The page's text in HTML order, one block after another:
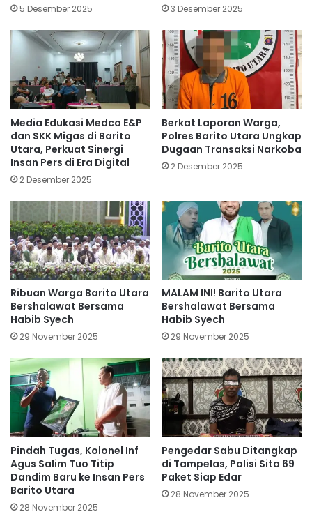
5 Desember 2025 3 Desember 2025
Media Edukasi Medco E&P
dan SKK Migas di Barito
Utara, Perkuat Sinergi
Insan Pers di Era Digital
2 Desember 2025
Berkat Laporan Warga,
Polres Barito Utara Ungkap
Dugaan Transaksi Narkoba
2 Desember 2025
Ribuan Warga Barito Utara
Bershalawat Bersama
Habib Syech
29 November 2025
MALAM INI! Barito Utara
Bershalawat Bersama
Habib Syech
29 November 2025
Pindah Tugas, Kolonel Inf
Agus Salim Tuo Titip
Dandim Baru ke Insan Pers
Barito Utara
28 November 2025
Pengedar Sabu Ditangkap
di Tampelas, Polisi Sita 69
Paket Siap Edar
28 November 2025